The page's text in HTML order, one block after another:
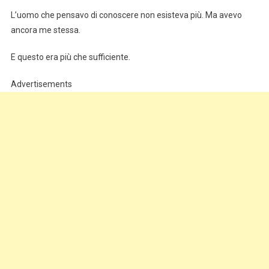
L’uomo che pensavo di conoscere non esisteva più. Ma avevo
ancora me stessa.
E questo era più che sufficiente.
Advertisements